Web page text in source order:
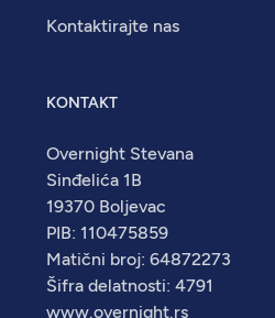
Kontaktirajte nas
KONTAKT
Overnight Stevana
Sinđelića 1B
19370 Boljevac
PIB: 110475859
Matični broj: 64872273
Šifra delatnosti: 4791
www.overnight.rs